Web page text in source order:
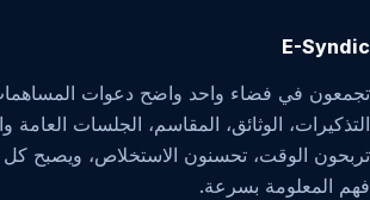
E-Syndic
تجمعون في فضاء واحد واضح دعوات
التذكيرات، الوثائق، المقاسم، الجلسات العامة
تربحون الوقت، تحسنون الاستخلاص، ويصبح كل
فهم المعلومة بسرعة.